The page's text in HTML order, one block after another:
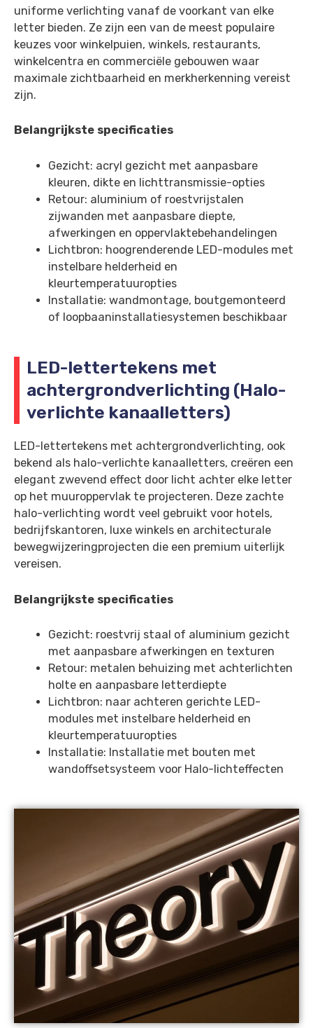
uniforme verlichting vanaf de voorkant van elke
letter bieden. Ze zijn een van de meest populaire
keuzes voor winkelpuien, winkels, restaurants,
winkelcentra en commerciële gebouwen waar
maximale zichtbaarheid en merkherkenning vereist
zijn.
Belangrijkste specificaties
Gezicht: acryl gezicht met aanpasbare
kleuren, dikte en lichttransmissie-opties
Retour: aluminium of roestvrijstalen
zijwanden met aanpasbare diepte,
afwerkingen en oppervlaktebehandelingen
Lichtbron: hoogrenderende LED-modules met
instelbare helderheid en
kleurtemperatuuropties
Installatie: wandmontage, boutgemonteerd
of loopbaaninstallatiesystemen beschikbaar
LED-lettertekens met
achtergrondverlichting (Halo-
verlichte kanaalletters)
LED-lettertekens met achtergrondverlichting, ook
bekend als halo-verlichte kanaalletters, creëren een
elegant zwevend effect door licht achter elke letter
op het muuroppervlak te projecteren. Deze zachte
halo-verlichting wordt veel gebruikt voor hotels,
bedrijfskantoren, luxe winkels en architecturale
bewegwijzeringprojecten die een premium uiterlijk
vereisen.
Belangrijkste specificaties
Gezicht: roestvrij staal of aluminium gezicht
met aanpasbare afwerkingen en texturen
Retour: metalen behuizing met achterlichten
holte en aanpasbare letterdiepte
Lichtbron: naar achteren gerichte LED-
modules met instelbare helderheid en
kleurtemperatuuropties
Installatie: Installatie met bouten met
wandoffsetsysteem voor Halo-lichteffecten